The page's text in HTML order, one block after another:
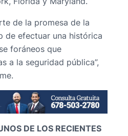
de la promesa de la
de efectuar una histórica
foráneos que
a la seguridad pública”,
DE LOS RECIENTES